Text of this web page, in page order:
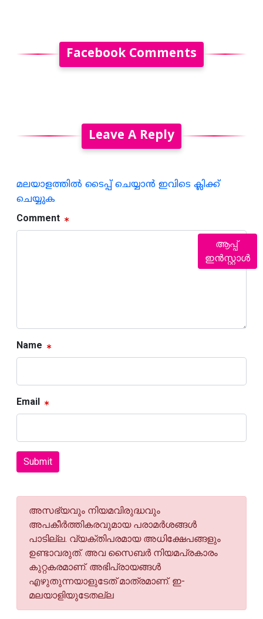
Facebook Comments
Leave A Reply
മലയാളത്തില്‍ ടൈപ്പ് ചെയ്യാന്‍ ഇവിടെ ക്ലിക്ക്
ചെയ്യുക
Comment
Name
Email
Submit
അസഭ്യവും നിയമവിരുദ്ധവും
അപകീര്‍ത്തികരവുമായ പരാമര്‍ശങ്ങള്‍
പാടില്ല. വ്യക്തിപരമായ അധിക്ഷേപങ്ങളും
ഉണ്ടാവരുത്. അവ സൈബര്‍ നിയമപ്രകാരം
കുറ്റകരമാണ്. അഭിപ്രായങ്ങള്‍
എഴുതുന്നയാളുടേത് മാത്രമാണ്. ഇ-
മലയാളിയുടേതല്ല
ആപ്പ്
ഇൻസ്റ്റാൾ